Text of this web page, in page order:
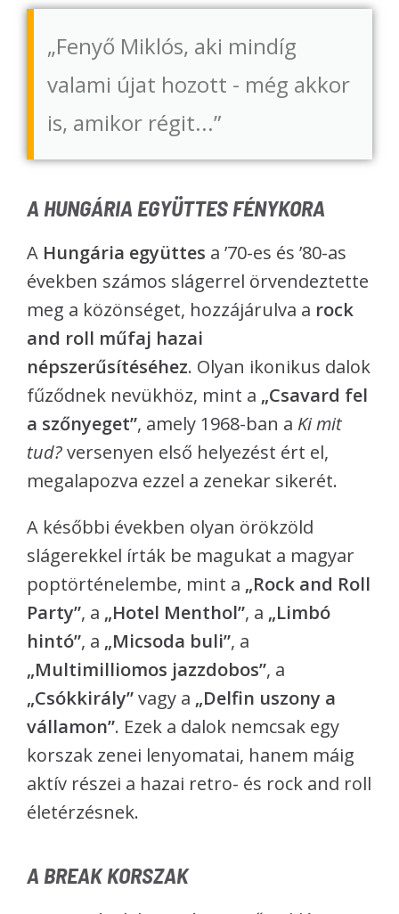
„Fenyő Miklós, aki mindíg
valami újat hozott - még akkor
is, amikor régit...”
A HUNGÁRIA EGYÜTTES FÉNYKORA
A Hungária együttes a ’70-es és ’80-as
években számos slágerrel örvendeztette
meg a közönséget, hozzájárulva a rock
and roll műfaj hazai
népszerűsítéséhez. Olyan ikonikus dalok
fűződnek nevükhöz, mint a „Csavard fel
a szőnyeget”, amely 1968-ban a Ki mit
tud?versenyen első helyezést ért el,
megalapozva ezzel a zenekar sikerét.
A későbbi években olyan örökzöld
slágerekkel írták be magukat a magyar
poptörténelembe, mint a „Rock and Roll
Party”, a „Hotel Menthol”, a „Limbó
hintó”, a „Micsoda buli”, a
„Multimilliomos jazzdobos”, a
„Csókkirály”vagy a „Delfin uszony a
vállamon”. Ezek a dalok nemcsak egy
korszak zenei lenyomatai, hanem máig
aktív részei a hazai retro- és rock and roll
életérzésnek.
A BREAK KORSZAK